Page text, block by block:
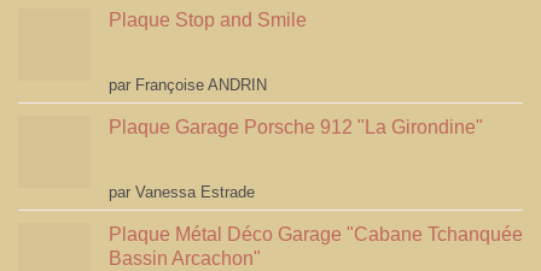
Plaque Stop and Smile
Note4
sur 5
par Françoise ANDRIN
Plaque Garage Porsche 912 "La Girondine"
Note5sur 5
par Vanessa Estrade
Plaque Métal Déco Garage "Cabane Tchanquée
Bassin Arcachon"